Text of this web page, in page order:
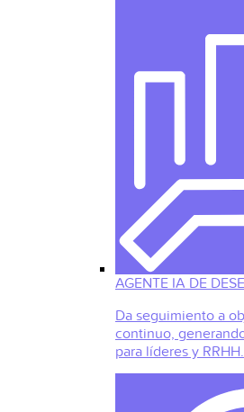
AGENTE IA DE
Da seguimiento a
continuo,
para líderes y RRHH.